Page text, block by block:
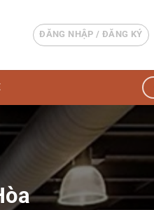
ĐĂNG NHẬP / ĐĂNG KÝ